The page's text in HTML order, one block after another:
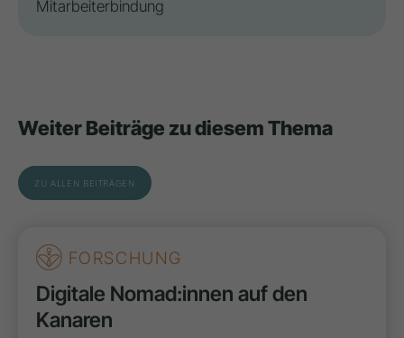
Mitarbeiterbindung
Weiter Beiträge zu diesem Thema
ZU ALLEN BEITRÄGEN
FORSCHUNG
Digitale Nomad:innen auf den
Kanaren